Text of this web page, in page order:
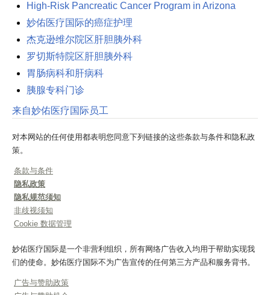
High-Risk Pancreatic Cancer Program in Arizona
妙佑医疗国际的癌症护理
杰克逊维尔院区肝胆胰外科
罗切斯特院区肝胆胰外科
胃肠病科和肝病科
胰腺专科门诊
来自妙佑医疗国际员工
对本网站的任何使用都表明您同意下列链接的这些条款与条件和隐私政
策。
条款与条件
隐私政策
隐私规范须知
非歧视须知
Cookie 数据管理
妙佑医疗国际是一个非营利组织，所有网络广告收入均用于帮助实现我
们的使命。妙佑医疗国际不为广告宣传的任何第三方产品和服务背书。
广告与赞助政策